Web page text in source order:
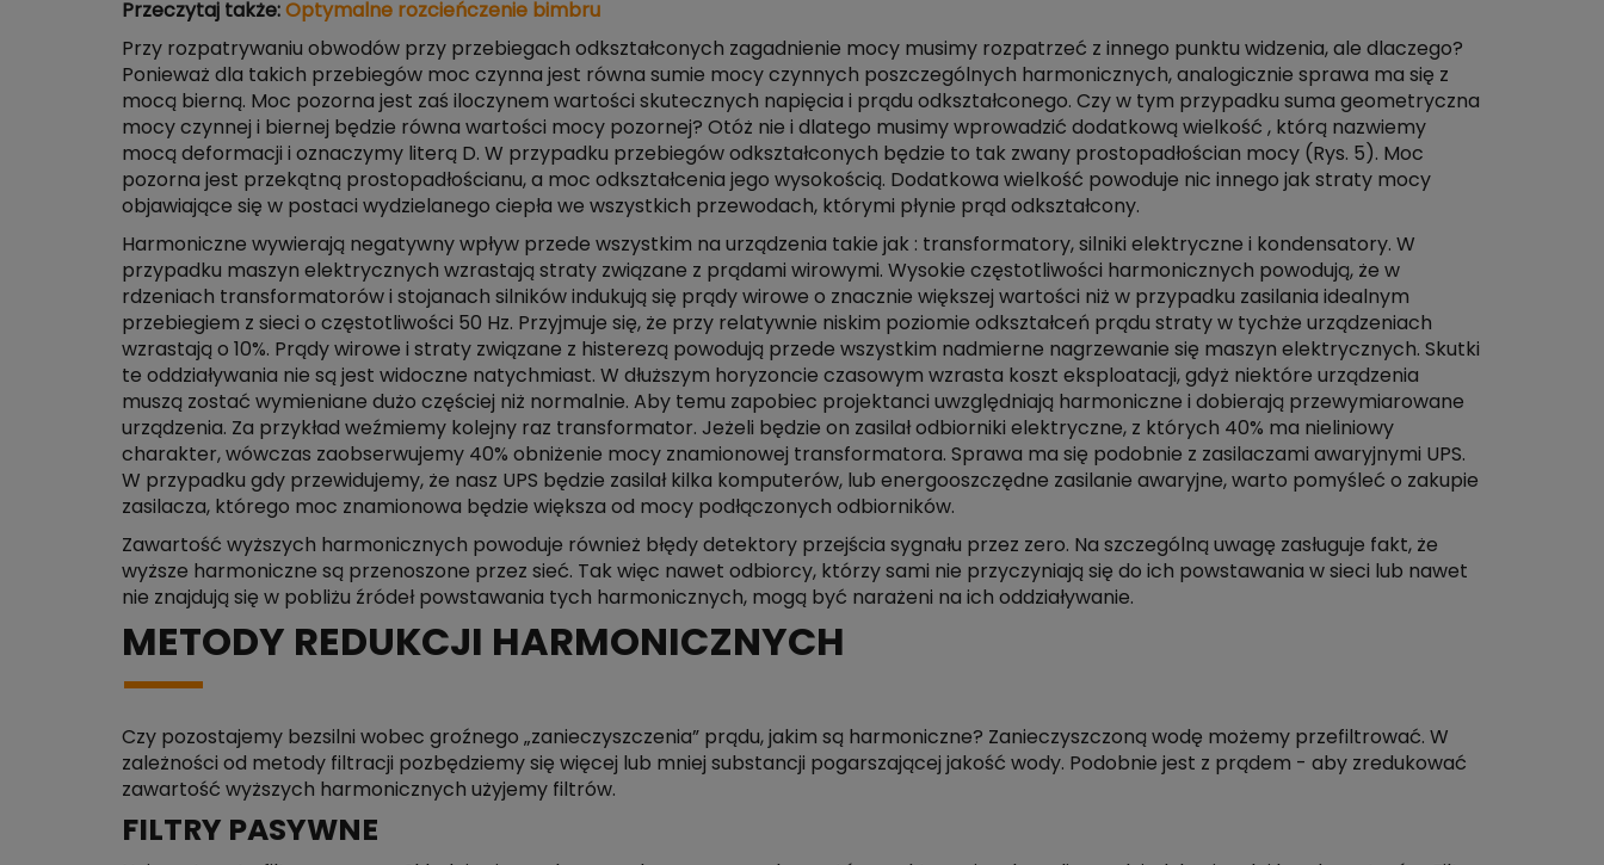
Przeczytaj także: Optymalne rozcieńczenie bimbru
Przy rozpatrywaniu obwodów przy przebiegach odkształconych zagadnienie mocy musimy rozpatrzeć z innego punktu widzenia, ale dlaczego?
Ponieważ dla takich przebiegów moc czynna jest równa sumie mocy czynnych poszczególnych harmonicznych, analogicznie sprawa ma się z
mocą bierną. Moc pozorna jest zaś iloczynem wartości skutecznych napięcia i prądu odkształconego. Czy w tym przypadku suma geometryczna
mocy czynnej i biernej będzie równa wartości mocy pozornej? Otóż nie i dlatego musimy wprowadzić dodatkową wielkość , którą nazwiemy
mocą deformacji i oznaczymy literą D. W przypadku przebiegów odkształconych będzie to tak zwany prostopadłościan mocy (Rys. 5). Moc
pozorna jest przekątną prostopadłościanu, a moc odkształcenia jego wysokością. Dodatkowa wielkość powoduje nic innego jak straty mocy
objawiające się w postaci wydzielanego ciepła we wszystkich przewodach, którymi płynie prąd odkształcony.
Harmoniczne wywierają negatywny wpływ przede wszystkim na urządzenia takie jak : transformatory, silniki elektryczne i kondensatory. W
przypadku maszyn elektrycznych wzrastają straty związane z prądami wirowymi. Wysokie częstotliwości harmonicznych powodują, że w
rdzeniach transformatorów i stojanach silników indukują się prądy wirowe o znacznie większej wartości niż w przypadku zasilania idealnym
przebiegiem z sieci o częstotliwości 50 Hz. Przyjmuje się, że przy relatywnie niskim poziomie odkształceń prądu straty w tychże urządzeniach
wzrastają o 10%. Prądy wirowe i straty związane z histerezą powodują przede wszystkim nadmierne nagrzewanie się maszyn elektrycznych. Skutki
te oddziaływania nie są jest widoczne natychmiast. W dłuższym horyzoncie czasowym wzrasta koszt eksploatacji, gdyż niektóre urządzenia
muszą zostać wymieniane dużo częściej niż normalnie. Aby temu zapobiec projektanci uwzględniają harmoniczne i dobierają przewymiarowane
urządzenia. Za przykład weźmiemy kolejny raz transformator. Jeżeli będzie on zasilał odbiorniki elektryczne, z których 40% ma nieliniowy
charakter, wówczas zaobserwujemy 40% obniżenie mocy znamionowej transformatora. Sprawa ma się podobnie z zasilaczami awaryjnymi UPS.
W przypadku gdy przewidujemy, że nasz UPS będzie zasilał kilka komputerów, lub energooszczędne zasilanie awaryjne, warto pomyśleć o zakupie
zasilacza, którego moc znamionowa będzie większa od mocy podłączonych odbiorników.
Zawartość wyższych harmonicznych powoduje również błędy detektory przejścia sygnału przez zero. Na szczególną uwagę zasługuje fakt, że
wyższe harmoniczne są przenoszone przez sieć. Tak więc nawet odbiorcy, którzy sami nie przyczyniają się do ich powstawania w sieci lub nawet
nie znajdują się w pobliżu źródeł powstawania tych harmonicznych, mogą być narażeni na ich oddziaływanie.
METODY REDUKCJI HARMONICZNYCH
Czy pozostajemy bezsilni wobec groźnego „zanieczyszczenia” prądu, jakim są harmoniczne? Zanieczyszczoną wodę możemy przefiltrować. W
zależności od metody filtracji pozbędziemy się więcej lub mniej substancji pogarszającej jakość wody. Podobnie jest z prądem - aby zredukować
zawartość wyższych harmonicznych użyjemy filtrów.
FILTRY PASYWNE